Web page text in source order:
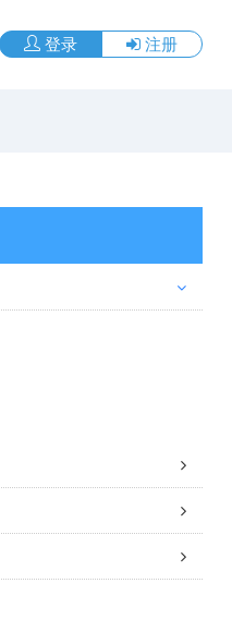
登录 注册